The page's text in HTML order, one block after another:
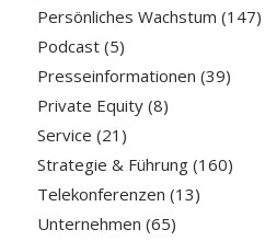
Persönliches Wachstum (147)
Podcast(5)
Presseinformationen (39)
Private Equity(8)
Service (21)
Strategie & Führung(160)
Telekonferenzen (13)
Unternehmen (65)